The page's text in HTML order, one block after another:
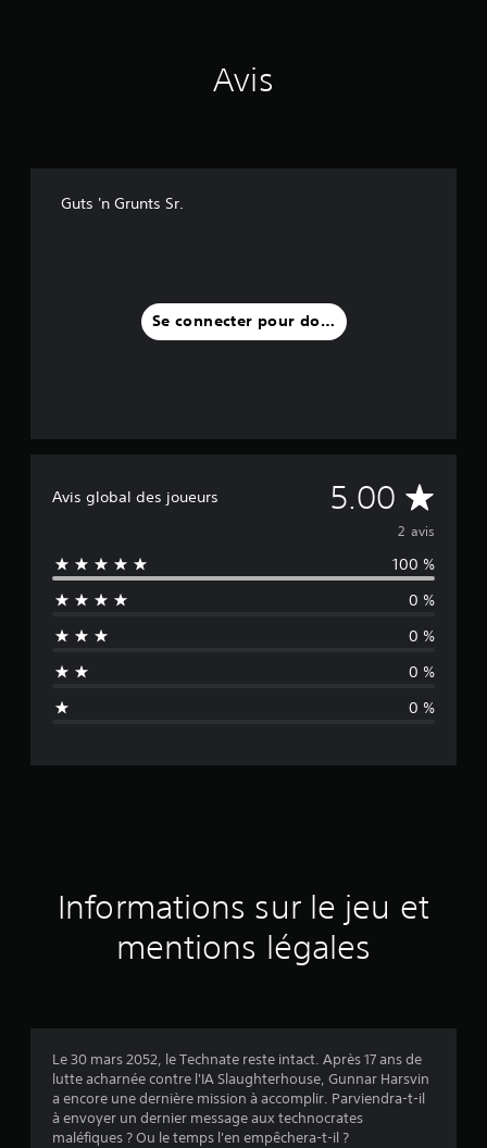
Avis
Guts 'n Grunts Sr.
Se connecter pour donner un avis
Avis global des joueurs 5.00 M
o
y
e
n
d
a
:
2 avis
100 %
0 %
0 %
0 %
0 %
Informations sur le jeu et
mentions légales
Le 30 mars 2052, le Technate reste intact. Après 17 ans de
lutte acharnée contre l'IA Slaughterhouse, Gunnar Harsvin
a encore une dernière mission à accomplir. Parviendra-t-il
à envoyer un dernier message aux technocrates
maléfiques ? Ou le temps l'en empêchera-t-il ?